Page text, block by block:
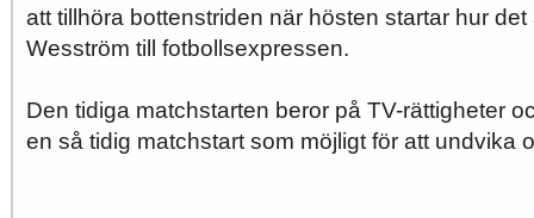
att tillhöra bottenstriden när hösten startar hur
Wesström till fotbollsexpressen.
Den tidiga matchstarten beror på TV-rättigheter
en så tidig matchstart som möjligt för att undvika